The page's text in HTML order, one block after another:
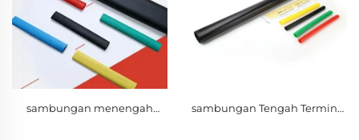
sambungan menengah
sambungan Tengah Terminal